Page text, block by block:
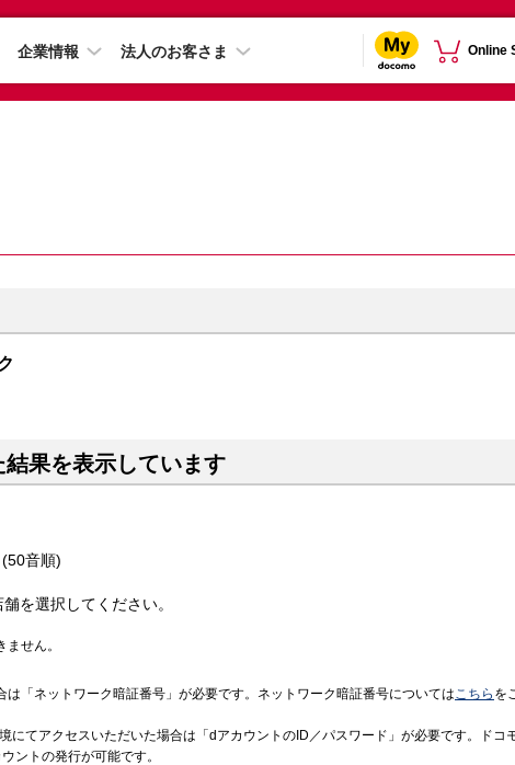
企業情報 法人のお客さま Online
果を表示しています
音順)
を選択してください。
せん。
は「ネットワーク暗証番号」が必要です。ネットワーク暗証番号についてはこちら を
にてアクセスいただいた場合は「dアカウントのID／パスワード」が必要です。ドコ
ントの発行が可能です。